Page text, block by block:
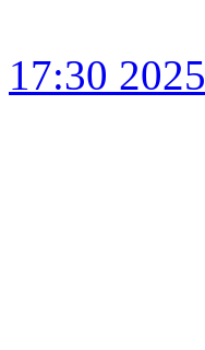
2025 17:30